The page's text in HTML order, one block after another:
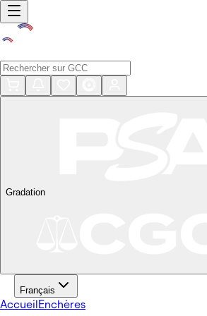
Gradation
Français
AccueilEnchères